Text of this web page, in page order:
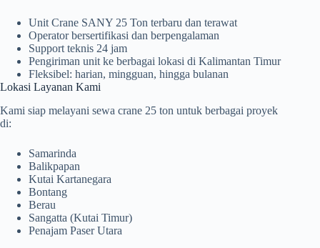
Unit Crane SANY 25 Ton terbaru dan terawat
Operator bersertifikasi dan berpengalaman
Support teknis 24 jam
Pengiriman unit ke berbagai lokasi di Kalimantan Timur
Fleksibel: harian, mingguan, hingga bulanan
Lokasi Layanan Kami
Kami siap melayani sewa crane 25 ton untuk berbagai proyek
di:
Samarinda
Balikpapan
Kutai Kartanegara
Bontang
Berau
Sangatta (Kutai Timur)
Penajam Paser Utara